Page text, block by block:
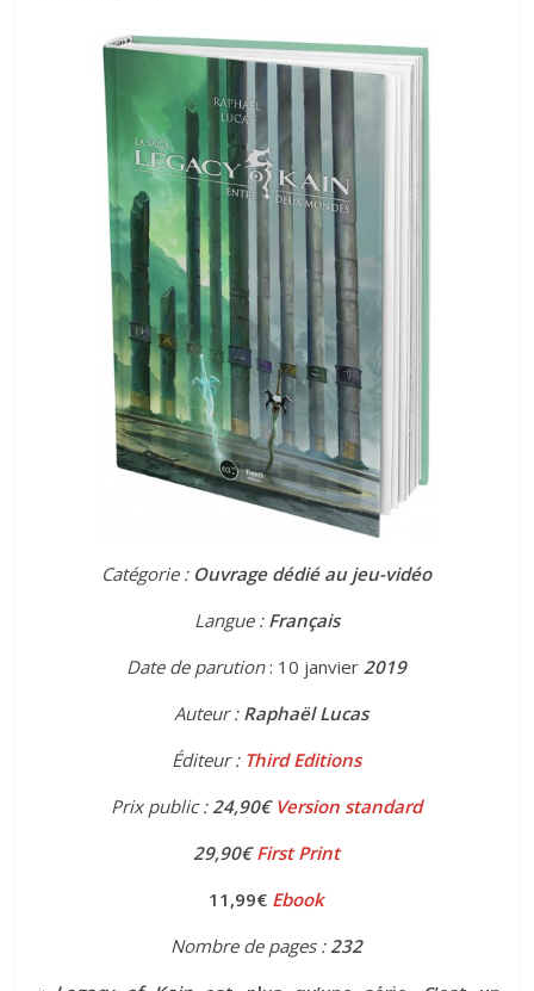
Catégorie : Ouvrage dédié au jeu-vidéo
Langue : Français
Date de parution: 10 janvier 2019
Auteur : Raphaël Lucas
Éditeur : Third Editions
Prix public : 24,90€ Version standard
29,90€First Print
11,99€ Ebook
Nombre de pages : 232